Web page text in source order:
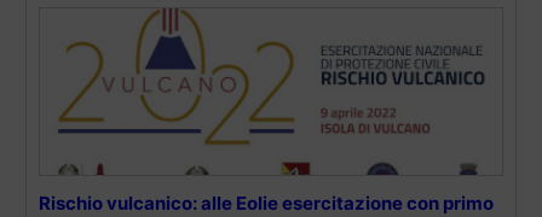
Rischio vulcanico: alle Eolie esercitazione con primo